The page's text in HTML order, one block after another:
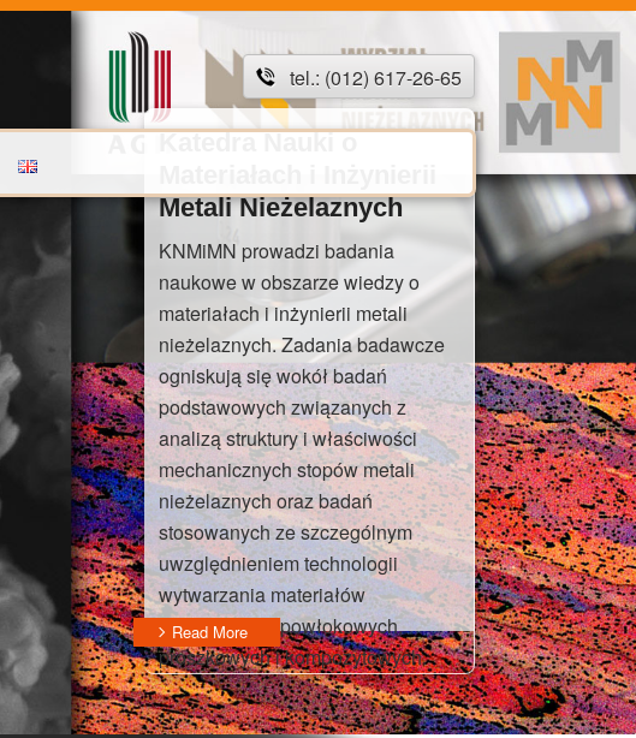
tel.: (012) 617-26-65
Katedra Nauki o
Metali Nieżelaznych
KNMiMN prowadzi badania
naukowe w obszarze wiedzy o
materiałach i inżynierii metali
nieżelaznych. Zadania badawcze
ogniskują się wokół badań
podstawowych związanych z
analizą struktury i właściwości
mechanicznych stopów metali
nieżelaznych oraz badań
stosowanych ze szczególnym
uwzględnieniem technologii
wytwarzania materiałów
metalicznych, powłokowych,
proszkowych i kompozytowych.
Read More